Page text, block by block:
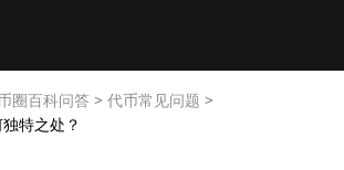
圈百科问答 > 代币常见问题 >
特之处？